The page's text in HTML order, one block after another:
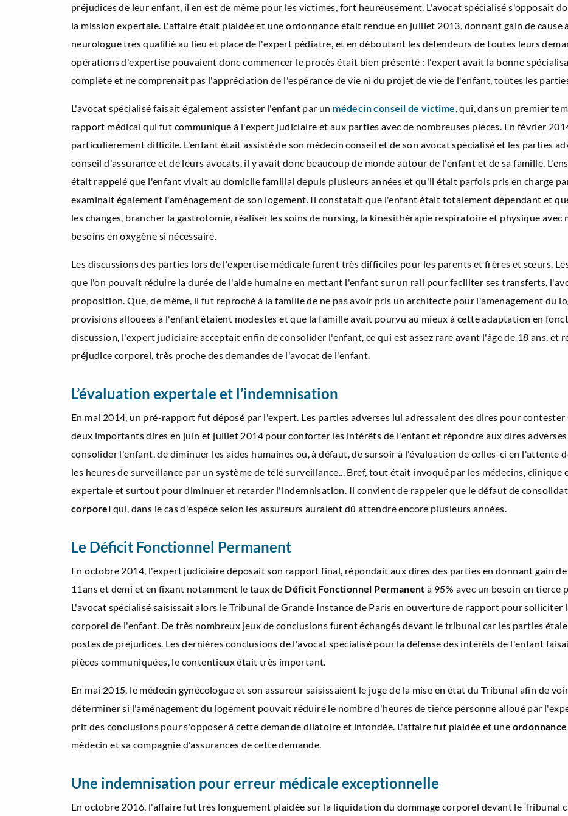
préjudices de leur enfant, il en est de même pour les victimes, fort heureusement. L'avocat spécialisé s'opposait
la mission expertale. L'affaire était plaidée et une ordonnance était rendue en juillet 2013, donnant gain de
neurologue très qualifié au lieu et place de l'expert pédiatre, et en déboutant les défendeurs de toutes leurs
opérations d'expertise pouvaient donc commencer le procès était bien présenté : l'expert avait la bonne
complète et ne comprenait pas l'appréciation de l'espérance de vie ni du projet de vie de l'enfant, toutes les
L'avocat spécialisé faisait également assister l'enfant par un médecin conseil de victime , qui, dans un premier
rapport médical qui fut communiqué à l'expert judiciaire et aux parties avec de nombreuses pièces. En février
particulièrement difficile. L'enfant était assisté de son médecin conseil et de son avocat spécialisé et les parties
conseil d'assurance et de leurs avocats, il y avait donc beaucoup de monde autour de l'enfant et de sa famille.
était rappelé que l'enfant vivait au domicile familial depuis plusieurs années et qu'il était parfois pris en charge
examinait également l'aménagement de son logement. Il constatait que l'enfant était totalement dépendant et
les changes, brancher la gastrotomie, réaliser les soins de nursing, la kinésithérapie respiratoire et physique avec
besoins en oxygène si nécessaire.
Les discussions des parties lors de l'expertise médicale furent très difficiles pour les parents et frères et sœurs.
que l'on pouvait réduire la durée de l'aide humaine en mettant l'enfant sur un rail pour faciliter ses transferts,
proposition. Que, de même, il fut reproché à la famille de ne pas avoir pris un architecte pour l'aménagement du
provisions allouées à l'enfant étaient modestes et que la famille avait pourvu au mieux à cette adaptation en
discussion, l'expert judiciaire acceptait enfin de consolider l'enfant, ce qui est assez rare avant l'âge de 18 ans, et
préjudice corporel, très proche des demandes de l'avocat de l'enfant.
L’évaluation expertale et l’indemnisation
En mai 2014, un pré-rapport fut déposé par l'expert. Les parties adverses lui adressaient des dires pour
deux importants dires en juin et juillet 2014 pour conforter les intérêts de l'enfant et répondre aux dires
consolider l'enfant, de diminuer les aides humaines ou, à défaut, de sursoir à l'évaluation de celles-ci en l'attente
les heures de surveillance par un système de télé surveillance... Bref, tout était invoqué par les médecins,
expertale et surtout pour diminuer et retarder l'indemnisation. Il convient de rappeler que le défaut de
corporel qui, dans le cas d'espèce selon les assureurs auraient dû attendre encore plusieurs années.
Le Déficit Fonctionnel Permanent
En octobre 2014, l'expert judiciaire déposait son rapport final, répondait aux dires des parties en donnant gain
11ans et demi et en fixant notamment le taux de Déficit Fonctionnel Permanent à 95% avec un besoin en tierce
L'avocat spécialisé saisissait alors le Tribunal de Grande Instance de Paris en ouverture de rapport pour
corporel de l'enfant. De très nombreux jeux de conclusions furent échangés devant le tribunal car les parties
postes de préjudices. Les dernières conclusions de l'avocat spécialisé pour la défense des intérêts de l'enfant
pièces communiquées, le contentieux était très important.
En mai 2015, le médecin gynécologue et son assureur saisissaient le juge de la mise en état du Tribunal afin de
déterminer si l'aménagement du logement pouvait réduire le nombre d'heures de tierce personne alloué par
prit des conclusions pour s'opposer à cette demande dilatoire et infondée. L'affaire fut plaidée et une ordonnance
médecin et sa compagnie d'assurances de cette demande.
Une indemnisation pour erreur médicale exceptionnelle
En octobre 2016, l'affaire fut très longuement plaidée sur la liquidation du dommage corporel devant le Tribunal